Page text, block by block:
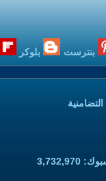
بنترست بلوكر